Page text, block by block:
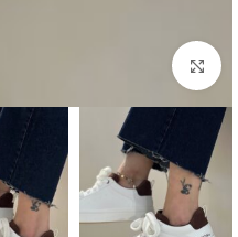
بزرگنمایی تصویر